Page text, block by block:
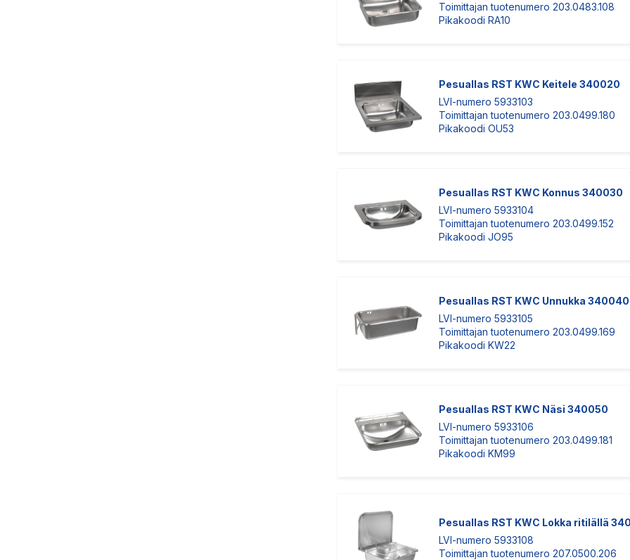
Toimittajan tuotenumero 203.0483.108
Pikakoodi RA10
Pesuallas RST KWC Keitele 340020
LVI-numero 5933103
Toimittajan tuotenumero 203.0499.180
Pikakoodi OU53
Pesuallas RST KWC Konnus 340030
LVI-numero 5933104
Toimittajan tuotenumero 203.0499.152
Pikakoodi JO95
Pesuallas RST KWC Unnukka 340040
LVI-numero 5933105
Toimittajan tuotenumero 203.0499.169
Pikakoodi KW22
Pesuallas RST KWC Näsi 340050
LVI-numero 5933106
Toimittajan tuotenumero 203.0499.181
Pikakoodi KM99
Pesuallas RST KWC Lokka ritilällä
LVI-numero 5933108
Toimittajan tuotenumero 207.0500.206